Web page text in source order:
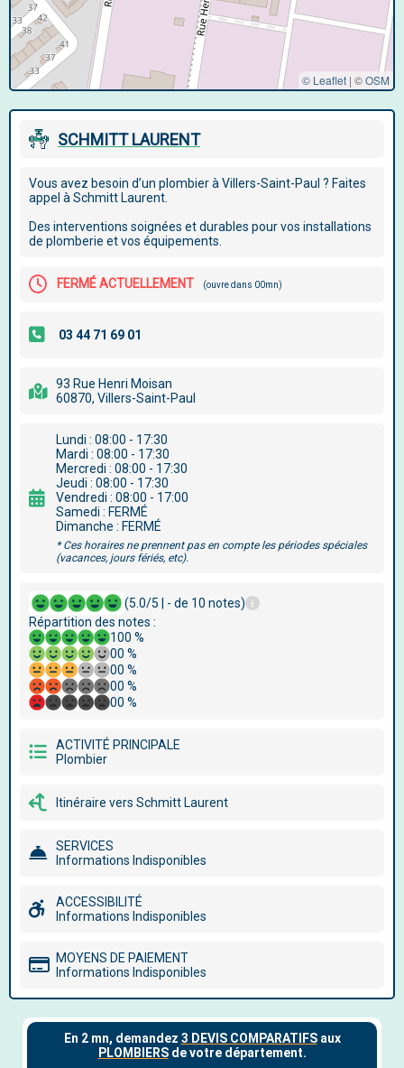
© Leaflet | ©OSM
SCHMITT LAURENT
Vous avez besoin d’un plombier à Villers-Saint-Paul ? Faites
appel à Schmitt Laurent.
Des interventions soignées et durables pour vos installations
de plomberie et vos équipements.
FERMÉ ACTUELLEMENT (ouvre dans 00mn)
93 Rue Henri Moisan
60870, Villers-Saint-Paul
Lundi : 08:00 - 17:30
Mardi : 08:00 - 17:30
Mercredi : 08:00 - 17:30
Jeudi : 08:00 - 17:30
Vendredi : 08:00 - 17:00
Samedi : FERMÉ
Dimanche : FERMÉ
* Ces horaires ne prennent pas en compte les périodes spéciales
(vacances, jours fériés, etc).
(5.0/5 | - de 10 notes)
Répartition des notes :
100 %
00 %
00 %
00 %
00 %
ACTIVITÉ PRINCIPALE
Plombier
Itinéraire vers Schmitt Laurent
SERVICES
Informations Indisponibles
ACCESSIBILITÉ
Informations Indisponibles
MOYENS DE PAIEMENT
Informations Indisponibles